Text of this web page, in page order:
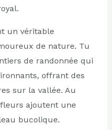
un véritable
de nature. Tu
de randonnée qui
offrant des
sur la vallée. Au
ajoutent une
bucolique.